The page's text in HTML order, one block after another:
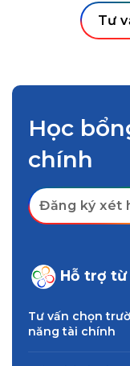
– Hộ chiếu/
– Sổ chích
Tư
Học
chính
Đăng ký xét
Hỗ trợ từ
Tư vấn chọn
năng tài chính